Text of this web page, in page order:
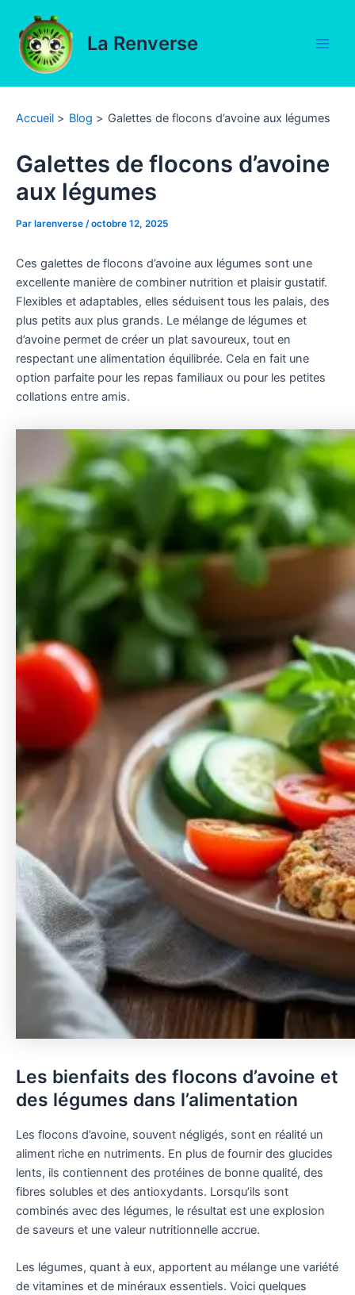
contenu
La Renverse
Accueil Blog Galettes de flocons d’avoine aux légumes
Galettes de flocons d’avoine
aux légumes
Par larenverse /octobre 12, 2025
Ces galettes de flocons d’avoine aux légumes sont une
excellente manière de combiner nutrition et plaisir gustatif.
Flexibles et adaptables, elles séduisent tous les palais, des
plus petits aux plus grands. Le mélange de légumes et
d’avoine permet de créer un plat savoureux, tout en
respectant une alimentation équilibrée. Cela en fait une
option parfaite pour les repas familiaux ou pour les petites
collations entre amis.
Les bienfaits des flocons d’avoine et
des légumes dans l’alimentation
Les flocons d’avoine, souvent négligés, sont en réalité un
aliment riche en nutriments. En plus de fournir des glucides
lents, ils contiennent des protéines de bonne qualité, des
fibres solubles et des antioxydants. Lorsqu’ils sont
combinés avec des légumes, le résultat est une explosion
de saveurs et une valeur nutritionnelle accrue.
Les légumes, quant à eux, apportent au mélange une variété
de vitamines et de minéraux essentiels. Voici quelques